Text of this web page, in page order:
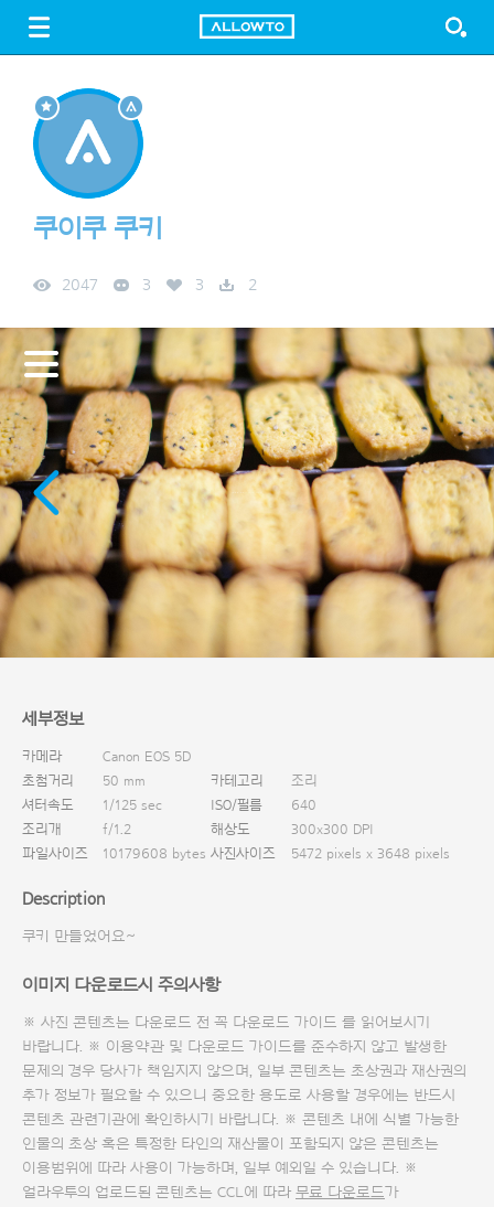
FREE DOWNLOAD
쿠이쿠 쿠키
2047 3 3 2
세부정보
카메라
Canon EOS 5D
초첨거리
50 mm 카테고리
조리
셔터속도
1/125 sec ISO/필름
640
조리개
f/1.2 해상도
300x300 DPI
파일사이즈
10179608 bytes 사진사이즈 5472 pixels x 3648 pixels
Description
쿠키 만들었어요~
이미지 다운로드시 주의사항
※ 사진 콘텐츠는 다운로드 전 꼭 다운로드 가이드 를 읽어보시기
바랍니다. ※ 이용약관 및 다운로드 가이드를 준수하지 않고 발생한
문제의 경우 당사가 책임지지 않으며, 일부 콘텐츠는 초상권과 재산권의
추가 정보가 필요할 수 있으니 중요한 용도로 사용할 경우에는 반드시
콘텐츠 관련기관에 확인하시기 바랍니다. ※ 콘텐츠 내에 식별 가능한
인물의 초상 혹은 특정한 타인의 재산물이 포함되지 않은 콘텐츠는
이용범위에 따라 사용이 가능하며, 일부 예외일 수 있습니다. ※
얼라우투의 업로드된 콘텐츠는 CCL에 따라 무료 다운로드가